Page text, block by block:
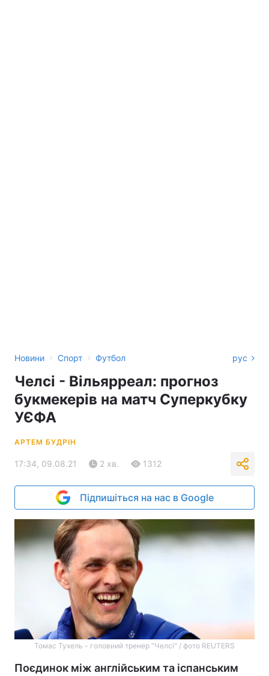
Новини › Спорт › Футбол рус
Челсі - Вільярреал: прогноз
букмекерів на матч Суперкубку
УЄФА
АРТЕМ БУДРІН
17:34, 09.08.21 2 хв. 1312
Підпишіться на нас в Google
Томас Тухель - головний тренер "Челсі" / фото REUTERS
Поєдинок між англійським та іспанським